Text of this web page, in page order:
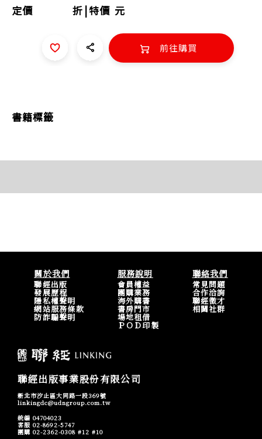
定價 折 |特價 元
前往購買
書籍標籤
關於我們
聯經出版
發展歷程
隱私權聲明
網站服務條款
防詐騙聲明
服務說明
會員權益
團購業務
海外購書
書房門市
場地租借
ＰＯＤ印製
聯絡我們
常見問題
合作洽詢
聯經徵才
相關社群
聯經出版事業股份有限公司
新北市汐止區大同路一段369號
linkingdc@udngroup.com.tw
統編 04704023
客服 02-8692-5747
團購 02-2362-0308 #12 #10